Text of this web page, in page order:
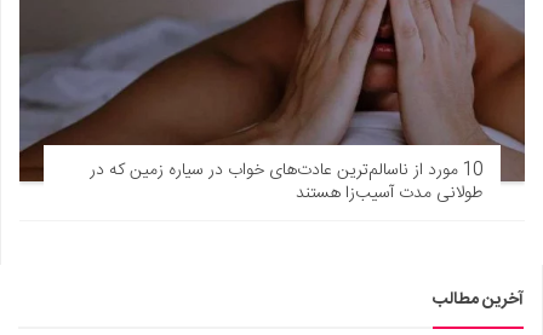
10 مورد از ناسالم‌ترین عادت‌های خواب در سیاره زمین که در
طولانی مدت آسیب‌زا هستند
آخرین مطالب